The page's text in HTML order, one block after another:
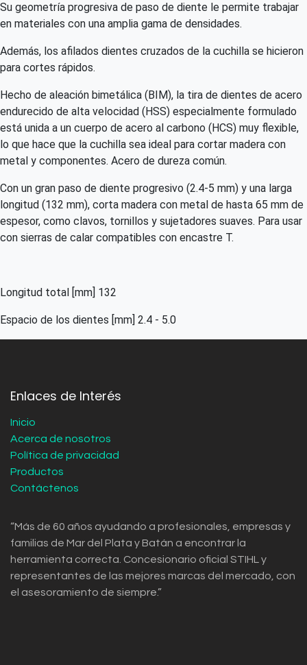
Su geometría progresiva de paso de diente le permite trabajar
en materiales con una amplia gama de densidades.
Además, los afilados dientes cruzados de la cuchilla se hicieron
para cortes rápidos.
Hecho de aleación bimetálica (BIM), la tira de dientes de acero
endurecido de alta velocidad (HSS) especialmente formulado
está unida a un cuerpo de acero al carbono (HCS) muy flexible,
lo que hace que la cuchilla sea ideal para cortar madera con
metal y componentes. Acero de dureza común.
Con un gran paso de diente progresivo (2.4-5 mm) y una larga
longitud (132 mm), corta madera con metal de hasta 65 mm de
espesor, como clavos, tornillos y sujetadores suaves. Para usar
con sierras de calar compatibles con encastre T.
Longitud total [mm] 132
Espacio de los dientes [mm] 2.4 - 5.0
Enlaces de Interés
Inicio
Acerca de nosotros
Política de privacidad
Productos
Contáctenos
“Más de 60 años ayudando a profesionales, empresas y
familias de Mar del Plata y Batán a encontrar la
herramienta correcta. Concesionario oficial STIHL y
representantes de las mejores marcas del mercado, con
el asesoramiento de siempre.”